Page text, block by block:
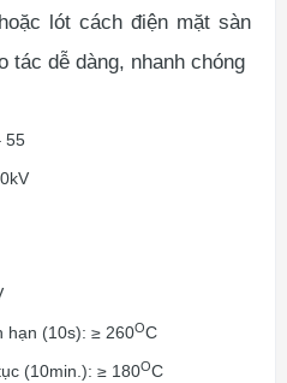
lót cách điện mặt sàn
tác dễ dàng, nhanh chóng
55
hạn (10s): ≥ 260OC
(10min.): ≥ 180OC